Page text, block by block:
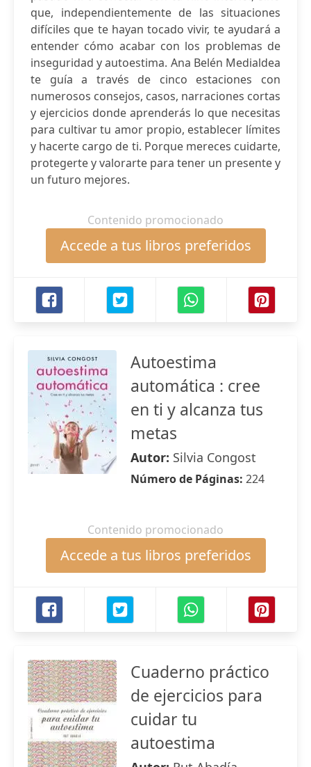
que, independientemente de las situaciones
difíciles que te hayan tocado vivir, te ayudará a
entender cómo acabar con los problemas de
inseguridad y autoestima. Ana Belén Medialdea
te guía a través de cinco estaciones con
numerosos consejos, casos, narraciones cortas
y ejercicios donde aprenderás lo que necesitas
para cultivar tu amor propio, establecer límites
y hacerte cargo de ti. Porque mereces cuidarte,
protegerte y valorarte para tener un presente y
un futuro mejores.
Contenido promocionado
Accede a tus libros preferidos
Autoestima
automática : cree
en ti y alcanza tus
metas
Autor: Silvia Congost
Número de Páginas: 224
Contenido promocionado
Accede a tus libros preferidos
Cuaderno práctico
de ejercicios para
cuidar tu
autoestima